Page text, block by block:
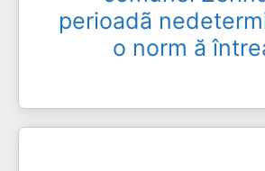
perioadã
o norm ă